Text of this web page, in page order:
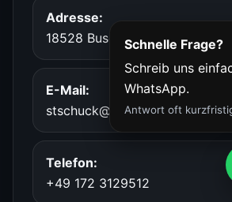
Adresse:
18528 Buschvitz, Am Bodden
E-Mail:
stschuck@lgs-computer.de
Telefon:
+49 172 3129512
Schnelle Frage?
Schreib uns
WhatsApp.
Antwort oft